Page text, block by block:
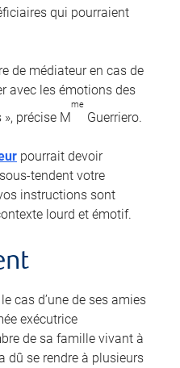
qui pourraient
de médiateur en cas de
avec les émotions des
précise M
me
Guerriero.
pourrait devoir
tendent votre
instructions sont
lourd et émotif.
cas d’une de ses amies
exécutrice
de sa famille vivant à
dû se rendre à plusieurs